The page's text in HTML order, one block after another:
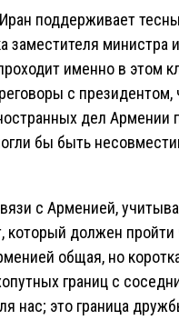
Иран поддерживает
заместителя
именно в
с президентом,
дел Армении
бы быть
с Арменией,
который должен
общая, но
границ с
нас; это граница